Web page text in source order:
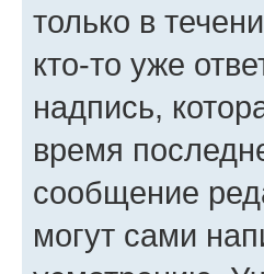
только в
кто-то уже
надпись,
время
сообщение
могут сами